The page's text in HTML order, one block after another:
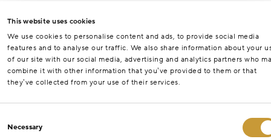
This website uses cookies
We use cookies to personalise content and ads, to provide social media
features and to analyse our traffic. We also share information about your
of our site with our social media, advertising and analytics partners who
combine it with other information that you’ve provided to them or that
they’ve collected from your use of their services.
Selection
Necessary